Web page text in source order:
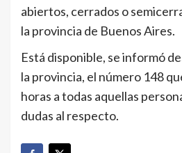
abiertos, cerrados o
la provincia de Buenos Aires.
Está disponible, se informó
la provincia, el número 148
horas a todas aquellas
dudas al respecto.